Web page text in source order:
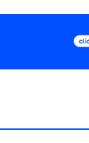
Podcast